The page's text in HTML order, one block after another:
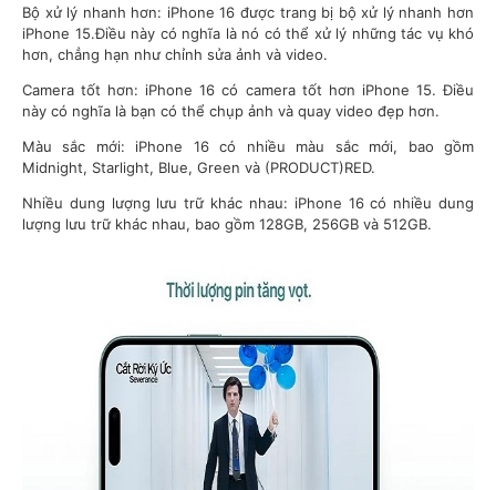
Bộ xử lý nhanh hơn: iPhone 16 được trang bị bộ xử lý nhanh hơn
iPhone 15.Điều này có nghĩa là nó có thể xử lý những tác vụ khó
hơn, chẳng hạn như chỉnh sửa ảnh và video.
Camera tốt hơn: iPhone 16 có camera tốt hơn iPhone 15. Điều
này có nghĩa là bạn có thể chụp ảnh và quay video đẹp hơn.
Màu sắc mới: iPhone 16 có nhiều màu sắc mới, bao gồm
Midnight, Starlight, Blue, Green và (PRODUCT)RED.
Nhiều dung lượng lưu trữ khác nhau: iPhone 16 có nhiều dung
lượng lưu trữ khác nhau, bao gồm 128GB, 256GB và 512GB.